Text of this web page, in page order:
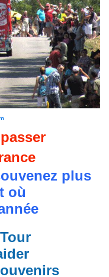
plus
où